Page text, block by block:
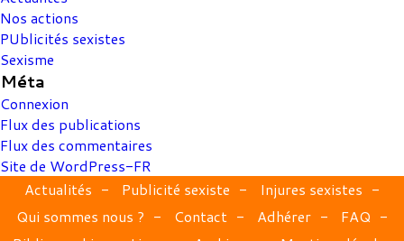
Nos actions
PUblicités sexistes
Sexisme
Méta
Connexion
Flux des publications
Flux des commentaires
Site de WordPress-FR
Actualités
Publicité sexiste
Injures sexistes
Qui sommes nous ?
Contact Adhérer
FAQ